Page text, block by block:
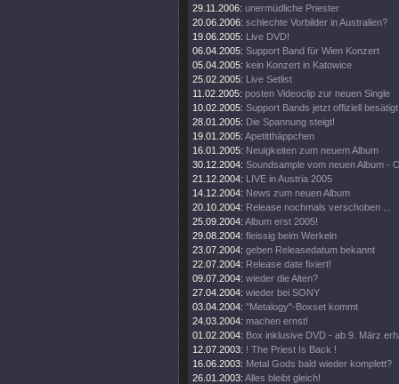
29.11.2006: unermüdliche Priester
20.06.2006: schlechte Vorbilder in Australien?
19.06.2005: Live DVD!
06.04.2005: Support Band für Wien Konzert
05.04.2005: kein Konzert in Katowice
25.02.2005: Live Setlist
11.02.2005: posten Videoclip zur neuen Single
10.02.2005: Support Bands jetzt offiziell besätigt
28.01.2005: Die Spannung steigt!
19.01.2005: Apetitthäppchen
16.01.2005: Neuigkeiten zum neuem Album
30.12.2004: Soundsample vom neuen Album -
21.12.2004: LIVE in Austria 2005
14.12.2004: News zum neuen Album
20.10.2004: Release nochmals verschoben ...
25.09.2004: Album erst 2005!
29.08.2004: fleissig beim Werkeln
23.07.2004: geben Releasedatum bekannt
22.07.2004: Release date fixiert!
09.07.2004: wieder die Alten?
27.04.2004: wieder bei SONY
03.04.2004: "Metalogy"-Boxset kommt
24.03.2004: machen ernst!
01.02.2004: Box inklusive DVD - ab 9. März
12.07.2003: ! The Priest Is Back !
16.06.2003: Metal Gods bald wieder komplett?
26.01.2003: Alles bleibt gleich!